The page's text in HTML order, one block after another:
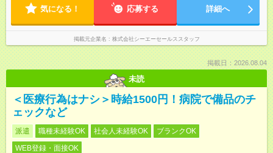
気になる！ 応募する 詳細へ
掲載元企業名 株式会社シーエーセールススタッフ
掲載日：2026.08.04
未読
＜医療行為はナシ＞時給1500円！病院で備品のチ
ェックなど
派遣 職種未経験OK 社会人未経験OK
ブランクOK
WEB登録・面接OK